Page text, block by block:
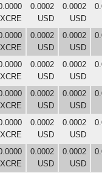
XCRE
0.0002
USD
0.0002
USD
XCRE
0.0002
USD
0.0002
USD
XCRE
0.0002
USD
0.0002
USD
XCRE
0.0002
USD
0.0002
USD
XCRE
0.0002
USD
0.0002
USD
XCRE
0.0002
USD
0.0002
USD